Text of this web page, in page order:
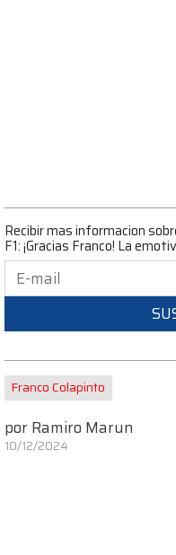
Recibir mas informacion
F1: ¡Gracias Franco! La
Franco Colapinto
por Ramiro Marun
10/12/2024